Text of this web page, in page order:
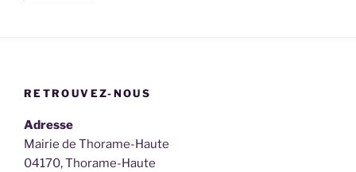
RETROUVEZ-NOUS
Adresse
Mairie de Thorame-Haute
04170, Thorame-Haute